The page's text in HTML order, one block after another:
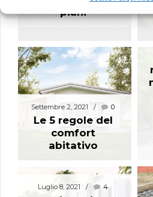
piani
Settembre 2, 2021 0
Le 5 regole del
comfort
abitativo
Luglio 8, 2021 4